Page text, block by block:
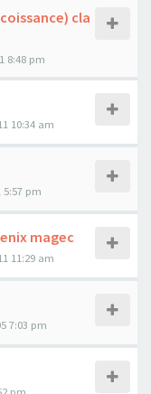
cla
8:48 pm
10:34 am
5:57 pm
magec
11:29 am
7:03 pm